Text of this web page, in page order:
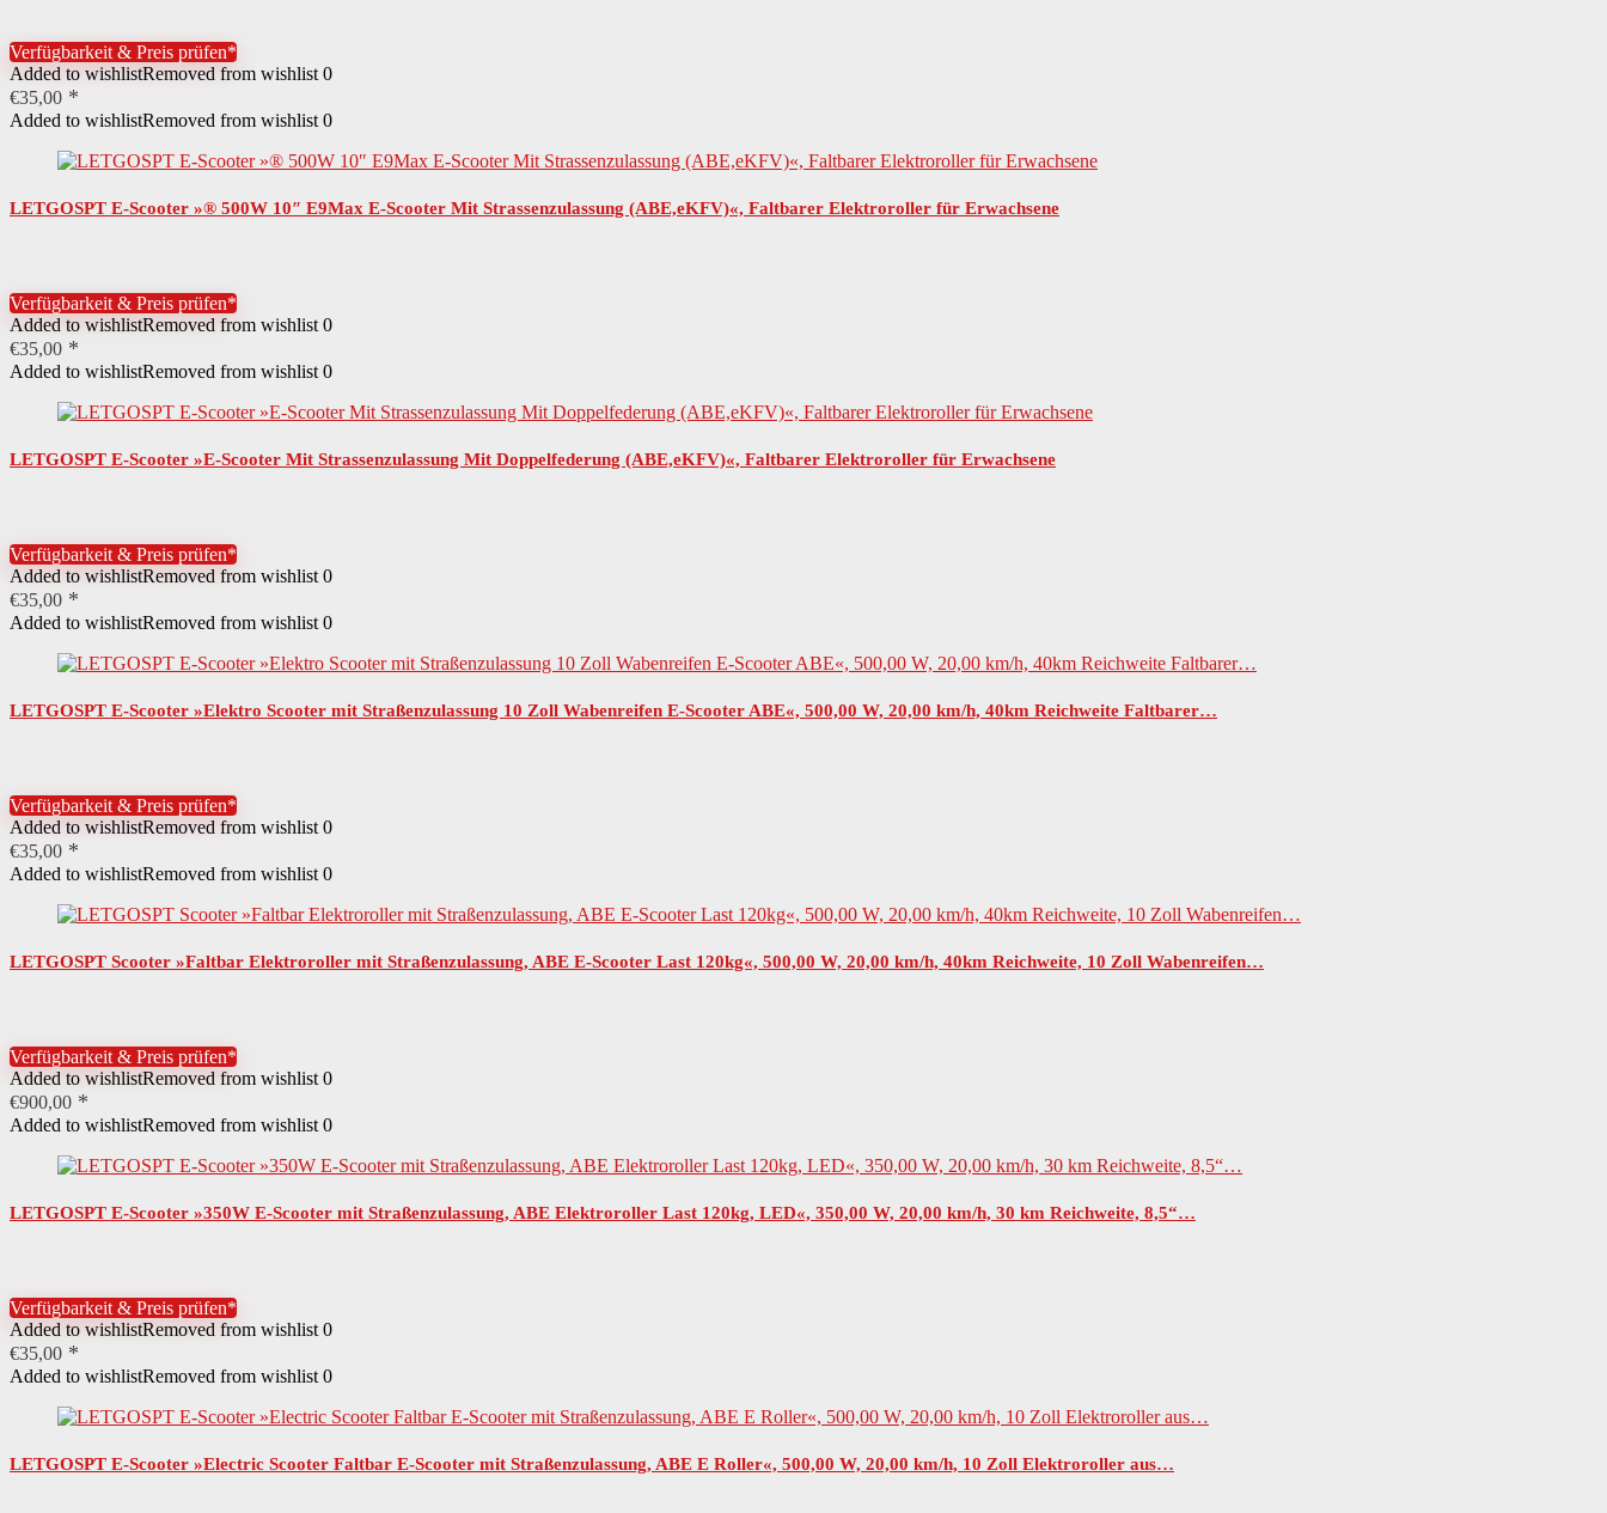
Verfügbarkeit & Preis prüfen*
Added to wishlistRemoved from wishlist 0
€35,00
Added to wishlistRemoved from wishlist 0
LETGOSPT E-Scooter »® 500W 10″ E9Max E-Scooter Mit Strassenzulassung (ABE,eKFV)«, Faltbarer Elektroroller für Erwachsene
Verfügbarkeit & Preis prüfen*
Added to wishlistRemoved from wishlist 0
€35,00
Added to wishlistRemoved from wishlist 0
LETGOSPT E-Scooter »E-Scooter Mit Strassenzulassung Mit Doppelfederung (ABE,eKFV)«, Faltbarer Elektroroller für Erwachsene
Verfügbarkeit & Preis prüfen*
Added to wishlistRemoved from wishlist 0
€35,00
Added to wishlistRemoved from wishlist 0
LETGOSPT E-Scooter »Elektro Scooter mit Straßenzulassung 10 Zoll Wabenreifen E-Scooter ABE«, 500,00 W, 20,00 km/h, 40km Reichweite Faltbarer…
Verfügbarkeit & Preis prüfen*
Added to wishlistRemoved from wishlist 0
€35,00
Added to wishlistRemoved from wishlist 0
LETGOSPT Scooter »Faltbar Elektroroller mit Straßenzulassung, ABE E-Scooter Last 120kg«, 500,00 W, 20,00 km/h, 40km Reichweite, 10 Zoll Wabenreifen…
Verfügbarkeit & Preis prüfen*
Added to wishlistRemoved from wishlist 0
€900,00
Added to wishlistRemoved from wishlist 0
LETGOSPT E-Scooter »350W E-Scooter mit Straßenzulassung, ABE Elektroroller Last 120kg, LED«, 350,00 W, 20,00 km/h, 30 km Reichweite, 8,5“…
Verfügbarkeit & Preis prüfen*
Added to wishlistRemoved from wishlist 0
€35,00
Added to wishlistRemoved from wishlist 0
LETGOSPT E-Scooter »Electric Scooter Faltbar E-Scooter mit Straßenzulassung, ABE E Roller«, 500,00 W, 20,00 km/h, 10 Zoll Elektroroller aus…